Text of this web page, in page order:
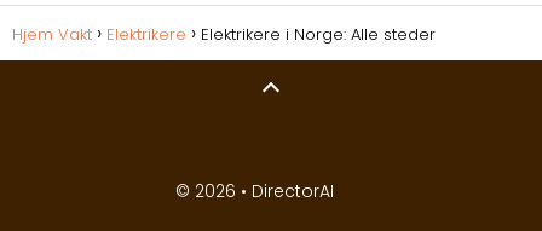
Hjem Vakt Elektrikere Elektrikere i Norge: Alle steder
© 2026 • DirectorAI